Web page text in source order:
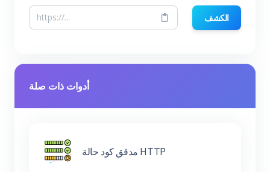
الكشف
أدوات ذات صلة
مدقق كود حالة HTTP